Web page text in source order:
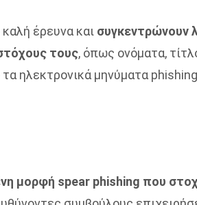
καλή έρευνα και συγκεντρώνουν
τους, όπως ονόματα,
ηλεκτρονικά μηνύματα phishing
μορφή spear phishing που